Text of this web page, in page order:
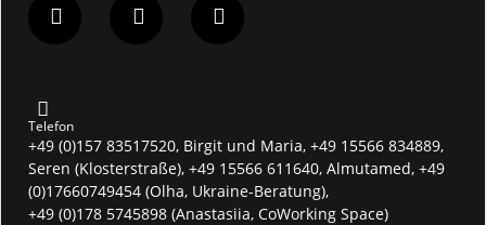
Telefon
+49 (0)157 83517520, Birgit und Maria, +49 15566 834889,
Seren (Klosterstraße), +49 15566 611640, Almutamed, +49
(0)17660749454 (Olha, Ukraine-Beratung),
+49 (0)178 5745898 (Anastasiia, CoWorking Space)